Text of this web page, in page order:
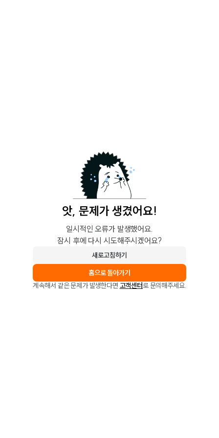
앗, 문제가 생겼어요!
일시적인 오류가 발생했어요.
잠시 후에 다시 시도해주시겠어요?
새로고침하기
홈으로 돌아가기
계속해서 같은 문제가 발생한다면 고객센터로 문의해주세요.